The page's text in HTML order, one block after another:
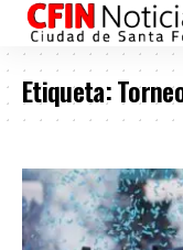
Etiqueta: